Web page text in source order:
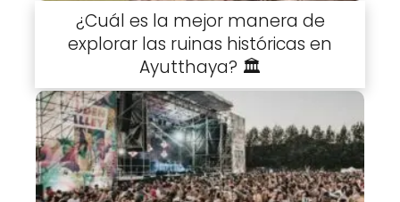
¿Cuál es la mejor manera de
explorar las ruinas históricas en
Ayutthaya? 🏛️